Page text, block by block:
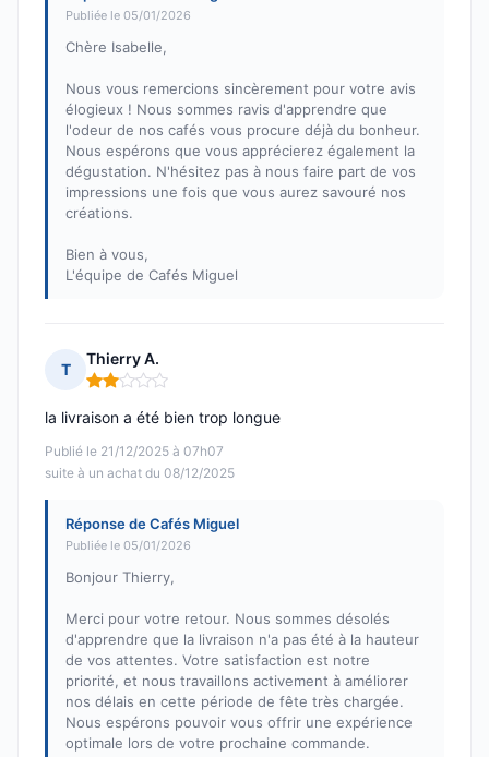
Publiée le 05/01/2026
Chère Isabelle,
Nous vous remercions sincèrement pour votre avis
élogieux ! Nous sommes ravis d'apprendre que
l'odeur de nos cafés vous procure déjà du bonheur.
Nous espérons que vous apprécierez également la
dégustation. N'hésitez pas à nous faire part de vos
impressions une fois que vous aurez savouré nos
créations.
Bien à vous,
L'équipe de Cafés Miguel
T
Thierry A.
Note : 2 sur 5
Publié le 21/12/2025 à 07h07
suite à un achat du 08/12/2025
la livraison a été bien trop longue
Réponse de Cafés Miguel
Publiée le 05/01/2026
Bonjour Thierry,
Merci pour votre retour. Nous sommes désolés
d'apprendre que la livraison n'a pas été à la hauteur
de vos attentes. Votre satisfaction est notre
priorité, et nous travaillons activement à améliorer
nos délais en cette période de fête très chargée.
Nous espérons pouvoir vous offrir une expérience
optimale lors de votre prochaine commande.